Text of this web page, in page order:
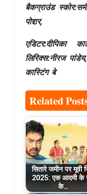
बैकग्राउंड स्कोर:
पोद्दार,
एडिटर:दीपिका
लिरिक्स:नीरज
कास्टिंग बे
Related
सितारे जमीन पर मूवी
2025: एक आदमी के
के…